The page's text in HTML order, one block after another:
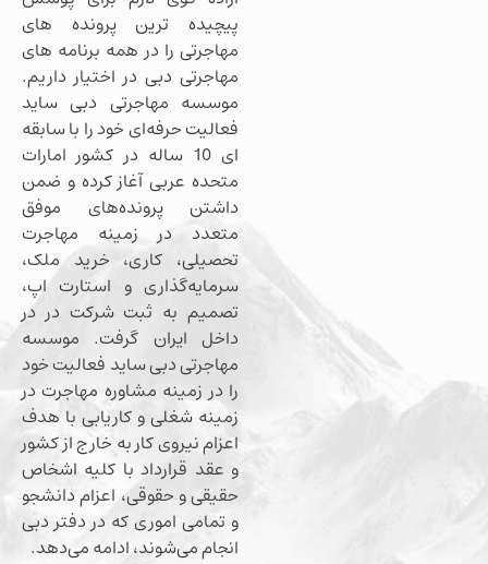
پیچیده ترین پرونده های
مهاجرتی را در همه برنامه های
مهاجرتی دبی در اختیار داریم.
موسسه مهاجرتی دبی ساید
فعالیت حرفه‌ای خود را با سابقه
ای 10 ساله در کشور امارات
متحده عربی آغاز کرده و ضمن
داشتن پرونده‌های موفق
متعدد در زمینه مهاجرت
تحصیلی، کاری، خرید ملک،
سرمایه‌گذاری و استارت اپ،
تصمیم به ثبت شرکت در در
داخل ایران گرفت. موسسه
مهاجرتی دبی ساید فعالیت خود
را در زمینه مشاوره مهاجرت در
زمینه شغلی و کاریابی با هدف
اعزام نیروی کار به خارج از کشور
و عقد قرارداد با کلیه اشخاص
حقیقی و حقوقی، اعزام دانشجو
و تمامی اموری که در دفتر دبی
انجام می‌شوند، ادامه می‌دهد.